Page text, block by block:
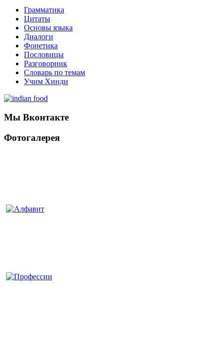
Грамматика
Цитаты
Основы языка
Диалоги
Фонетика
Пословицы
Разговорник
Словарь по темам
Учим Хинди
Мы Вконтакте
Фотогалерея